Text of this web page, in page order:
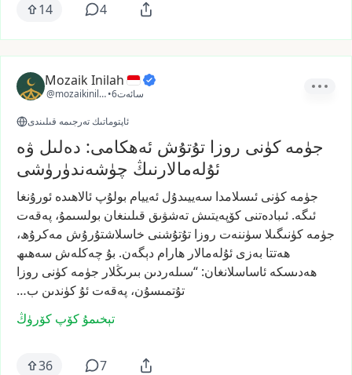
14 4
Mozaik Inilah
@mozaikinilah• 6سائەت
ئاپتوماتىك تەرجىمە قىلىندى
جۈمە كۈنى روزا تۇتۇش ئەھكامى: دەلىل ۋە
ئۇلەمالارنىڭ چۈشەندۈرۈشى
جۈمە كۈنى ئىسلامدا سەييىدۇل ئەييام بولۇپ ئالاھىدە ئورۇنغا
ئىگە. ئىبادەتنى كۆپەيتىش تەشۋىق قىلىنغان بولسىمۇ، پەقەت
جۈمە كۈنىگىلا سۈننەت روزا تۇتۇشنى خاسلاشتۇرۇش مەكرۇھ،
ھەتتا بەزى ئۇلەمالار ھارام دېگەن. بۇ چەكلەش سەھىھ
ھەدىسكە ئاساسلانغان: “سىلەردىن بىرىڭلار جۈمە كۈنى روزا
تۇتمىسۇن، پەقەت ئۇ كۈندىن ب…
تېخىمۇ كۆپ كۆرۈڭ
36 7